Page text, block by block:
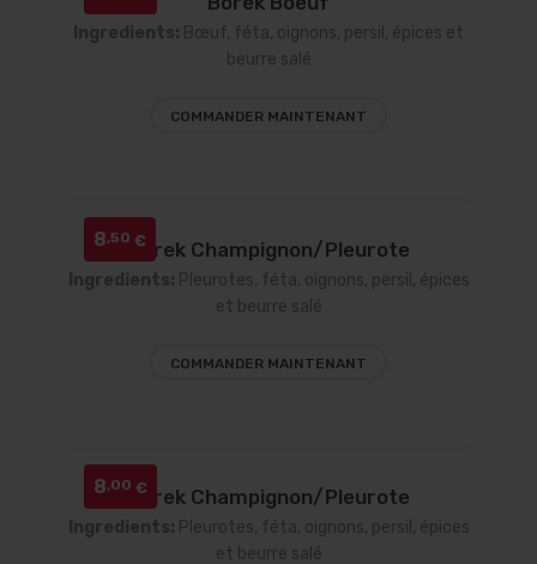
Ingredients: Bœuf, féta, oignons, persil, épices et
beurre salé
COMMANDER MAINTENANT
Börek Champignon/Pleurote
Ingredients: Pleurotes, féta, oignons, persil, épices
et beurre salé
8,50 €
COMMANDER MAINTENANT
Börek Champignon/Pleurote
Ingredients: Pleurotes, féta, oignons, persil, épices
et beurre salé
8,00 €